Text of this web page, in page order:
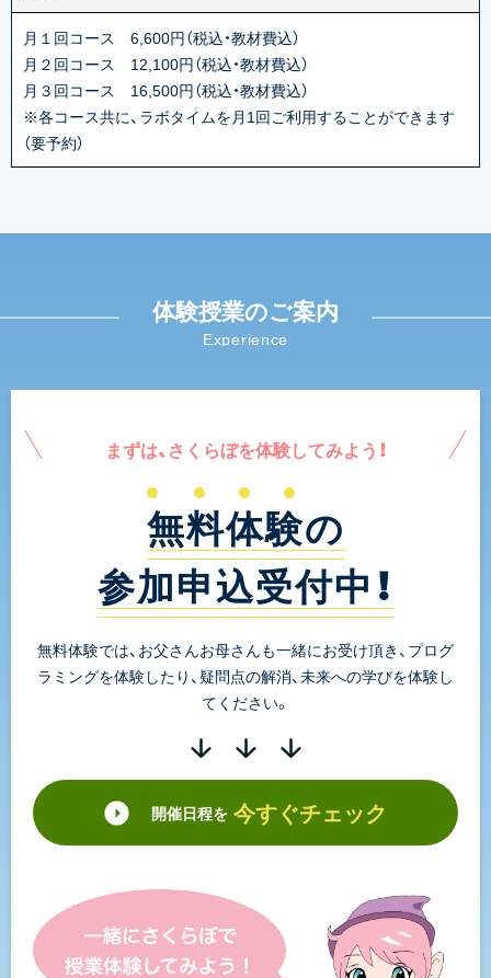
月１回コース 6,600円（税込・教材費込）
月２回コース 12,100円（税込・教材費込）
月３回コース 16,500円（税込・教材費込）
※各コース共に、ラボタイムを月1回ご利用することができます
（要予約）
体験授業のご案内
Experience
まずは、さくらぼを体験してみよう！
無料体験の
参加申込受付中！
無料体験では、お父さんお母さんも一緒にお受け頂き、プログ
ラミングを体験したり、疑問点の解消、未来への学びを体験し
てください。
開催日程を 今すぐチェック